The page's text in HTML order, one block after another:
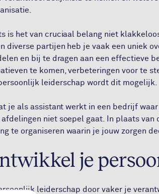
is het van cruciaal belang niet
diverse partijen heb je vaak een uniek
en bij te dragen aan een effectieve
te komen, verbeteringen voor te
leiderschap wordt dit mogelijk.
je als assistant werkt in een bedrijf
niet soepel gaat. In plaats
te organiseren waarin je jouw zorgen
je
leiderschap door vaker je